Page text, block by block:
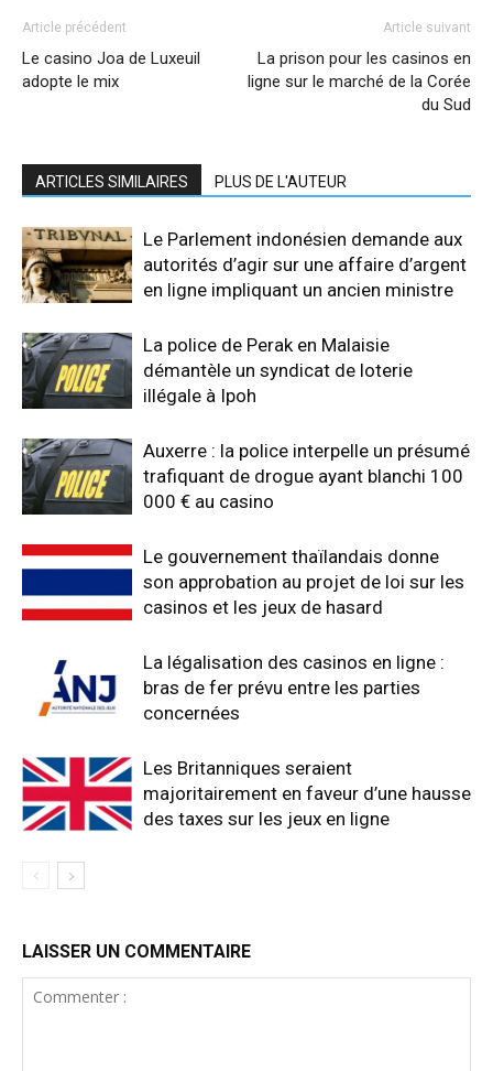
Article précédent
Le casino Joa de Luxeuil
adopte le mix
Article suivant
La prison pour les casinos en
ligne sur le marché de la Corée
du Sud
ARTICLES SIMILAIRES PLUS DE L'AUTEUR
Le Parlement indonésien demande aux
autorités d’agir sur une affaire d’argent
en ligne impliquant un ancien ministre
La police de Perak en Malaisie
démantèle un syndicat de loterie
illégale à Ipoh
Auxerre : la police interpelle un présumé
trafiquant de drogue ayant blanchi 100
000 € au casino
Le gouvernement thaïlandais donne
son approbation au projet de loi sur les
casinos et les jeux de hasard
La légalisation des casinos en ligne :
bras de fer prévu entre les parties
concernées
Les Britanniques seraient
majoritairement en faveur d’une hausse
des taxes sur les jeux en ligne
LAISSER UN COMMENTAIRE